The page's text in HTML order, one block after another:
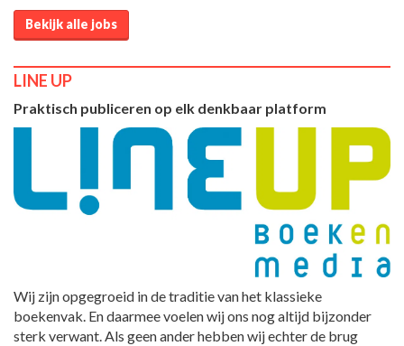
Bekijk alle jobs
LINE UP
Praktisch publiceren op elk denkbaar platform
Wij zijn opgegroeid in de traditie van het klassieke
boekenvak. En daarmee voelen wij ons nog altijd bijzonder
sterk verwant. Als geen ander hebben wij echter de brug